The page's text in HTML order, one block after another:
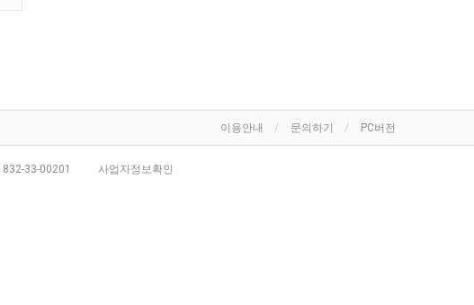
이용안내 문의하기 PC버전
832-33-00201
사업자정보확인